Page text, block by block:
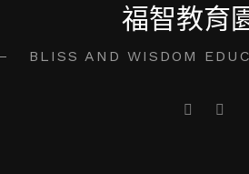
福智教育
BLISS AND WISDOM